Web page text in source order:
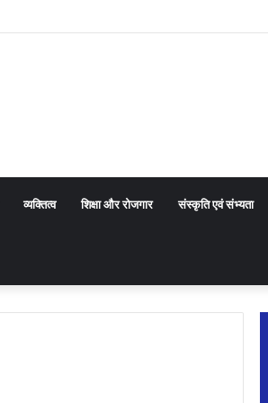
दी
व्यक्तित्व शिक्षा और रोजगार संस्कृति एवं संभ्यता